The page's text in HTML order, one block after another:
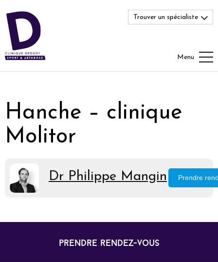
Trouver un spécialiste
Menu
Hanche – clinique
Molitor
Dr Philippe Mangin Prendre
prendre rendez-vous